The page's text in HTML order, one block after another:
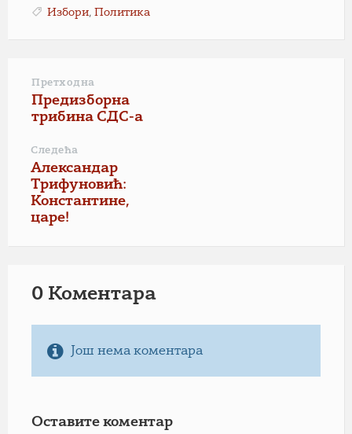
Избори, Политика
Претходна
Предизборна
трибина СДС-а
Следећа
Александар
Трифуновић:
Константине,
царе!
0 Коментарa
Још нема коментара
Оставите коментар